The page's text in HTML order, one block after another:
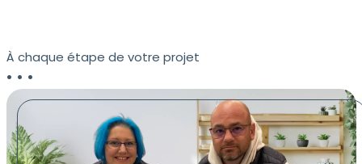
À chaque étape de votre projet